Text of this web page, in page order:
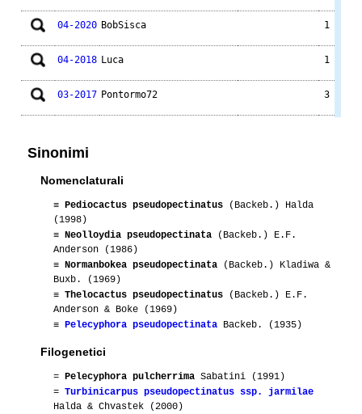
04-2020 BobSisca 1
04-2018 Luca 1
03-2017 Pontormo72 3
04-2015 Blasquez76
02-2015 Raffaele77 ROGS.N
01-2014 Lakota 1
09-2014 Donatella2012
04-2014 Moge88
04-2013 Edus
Sinonimi
Nomenclaturali
≡ Pediocactus pseudopectinatus (Backeb.) Halda
(1998)
≡ Neolloydia pseudopectinata (Backeb.) E.F.
Anderson (1986)
≡ Normanbokea pseudopectinata (Backeb.) Kladiwa &
Buxb. (1969)
≡ Thelocactus pseudopectinatus (Backeb.) E.F.
Anderson & Boke (1969)
≡ Pelecyphora pseudopectinata Backeb. (1935)
Filogenetici
= Pelecyphora pulcherrima Sabatini (1991)
= Turbinicarpus pseudopectinatus ssp. jarmilae
Halda & Chvastek (2000)